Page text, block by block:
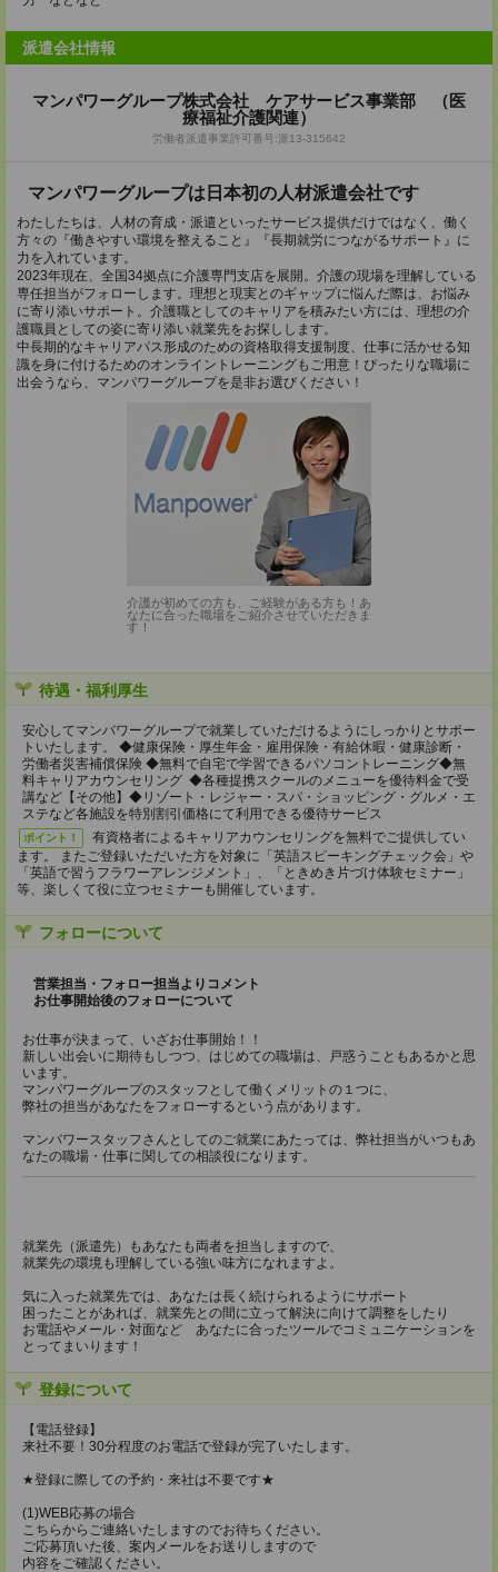
派遣会社情報
マンパワーグループ株式会社 ケアサービス事業部 （医
療福祉介護関連）
労働者派遣事業許可番号:派13-315642
マンパワーグループは日本初の人材派遣会社です
わたしたちは、人材の育成・派遣といったサービス提供だけではなく、働く
方々の『働きやすい環境を整えること』『長期就労につながるサポート』に
力を入れています。
2023年現在、全国34拠点に介護専門支店を展開。介護の現場を理解している
専任担当がフォローします。理想と現実とのギャップに悩んだ際は、お悩み
に寄り添いサポート。介護職としてのキャリアを積みたい方には、理想の介
護職員としての姿に寄り添い就業先をお探しします。
中長期的なキャリアパス形成のための資格取得支援制度、仕事に活かせる知
識を身に付けるためのオンライントレーニングもご用意！ぴったりな職場に
出会うなら、マンパワーグループを是非お選びください！
介護が初めての方も、ご経験がある方も！あ
なたに合った職場をご紹介させていただきま
す！
待遇・福利厚生
安心してマンパワーグループで就業していただけるようにしっかりとサポー
トいたします。 ◆健康保険・厚生年金・雇用保険・有給休暇・健康診断・
労働者災害補償保険 ◆無料で自宅で学習できるパソコントレーニング◆無
料キャリアカウンセリング ◆各種提携スクールのメニューを優待料金で受
講など【その他】◆リゾート・レジャー・スパ・ショッピング・グルメ・エ
ステなど各施設を特別割引価格にて利用できる優待サービス
ポイント！
有資格者によるキャリアカウンセリングを無料でご提供してい
ます。 またご登録いただいた方を対象に「英語スピーキングチェック会」や
「英語で習うフラワーアレンジメント」、「ときめき片づけ体験セミナー」
等、楽しくて役に立つセミナーも開催しています。
フォローについて
営業担当・フォロー担当よりコメント
お仕事開始後のフォローについて
お仕事が決まって、いざお仕事開始！！
新しい出会いに期待もしつつ、はじめての職場は、戸惑うこともあるかと思
います。
マンパワーグループのスタッフとして働くメリットの１つに、
弊社の担当があなたをフォローするという点があります。
マンパワースタッフさんとしてのご就業にあたっては、弊社担当がいつもあ
なたの職場・仕事に関しての相談役になります。
就業先（派遣先）もあなたも両者を担当しますので、
就業先の環境も理解している強い味方になれますよ。
気に入った就業先では、あなたは長く続けられるようにサポート
困ったことがあれば、就業先との間に立って解決に向けて調整をしたり
お電話やメール・対面など あなたに合ったツールでコミュニケーションを
とってまいります！
登録について
【電話登録】
来社不要！30分程度のお電話で登録が完了いたします。
★登録に際しての予約・来社は不要です★
(1)WEB応募の場合
こちらからご連絡いたしますのでお待ちください。
ご応募頂いた後、案内メールをお送りしますので
内容をご確認ください。